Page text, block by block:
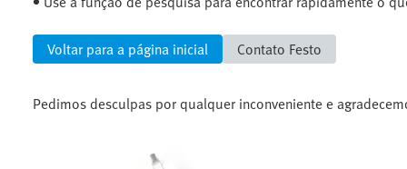
Voltar para a página inicial Contato Festo
Pedimos desculpas por qualquer inconveniente e